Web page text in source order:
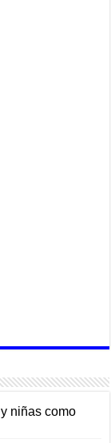
niñas como